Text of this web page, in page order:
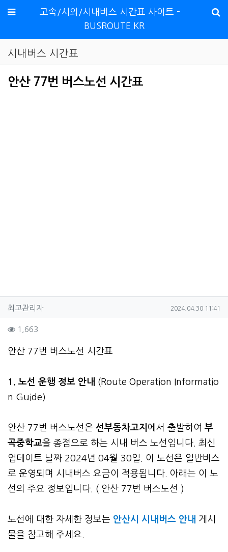
메뉴
고속/시외/시내버스 시간표 사이트 -
BUSROUTE.KR
시내버스 시간표
안산 77번 버스노선 시간표
작성자 정보
최고관리자작성 작성일
2024.04.30 11:41
컨텐츠 정보
1,663
본문
안산 77번 버스노선 시간표
1. 노선 운행 정보 안내 (Route Operation Informatio
n Guide)
안산 77번 버스노선은 선부동차고지 에서 출발하여 부
곡중학교을 종점으로 하는 시내 버스 노선입니다. 최신
업데이트 날짜 2024년 04월 30일. 이 노선은 일반버스
로 운영되며 시내버스 요금이 적용됩니다. 아래는 이 노
선의 주요 정보입니다. ( 안산 77번 버스노선 )
노선에 대한 자세한 정보는 안산시 시내버스 안내 게시
물을 참고해 주세요.